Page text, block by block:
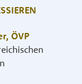
, ÖVP